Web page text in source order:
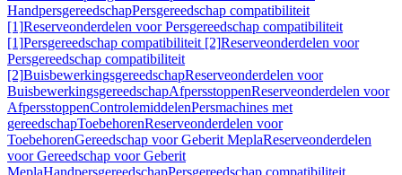
HandpersgereedschapPersgereedschap compatibiliteit
[1]Reserveonderdelen voor Persgereedschap compatibiliteit
[1]Persgereedschap compatibiliteit [2]Reserveonderdelen voor
Persgereedschap compatibiliteit
[2]BuisbewerkingsgereedschapReserveonderdelen voor
BuisbewerkingsgereedschapAfpersstoppenReserveonderdelen voor
AfpersstoppenControlemiddelenPersmachines met
gereedschapToebehorenReserveonderdelen voor
ToebehorenGereedschap voor Geberit MeplaReserveonderdelen
voor Gereedschap voor Geberit
MeplaHandpersgereedschapPersgereedschap compatibiliteit